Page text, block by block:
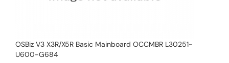
OSBiz V3 X3R/X5R Basic Mainboard OCCMBR L30251-
U600-G684